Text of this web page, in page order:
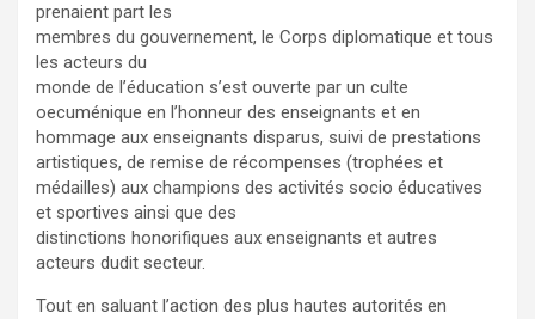
prenaient part les
membres du gouvernement, le Corps diplomatique et tous
les acteurs du
monde de l’éducation s’est ouverte par un culte
oecuménique en l’honneur des enseignants et en
hommage aux enseignants disparus, suivi de prestations
artistiques, de remise de récompenses (trophées et
médailles) aux champions des activités socio éducatives
et sportives ainsi que des
distinctions honorifiques aux enseignants et autres
acteurs dudit secteur.
Tout en saluant l’action des plus hautes autorités en